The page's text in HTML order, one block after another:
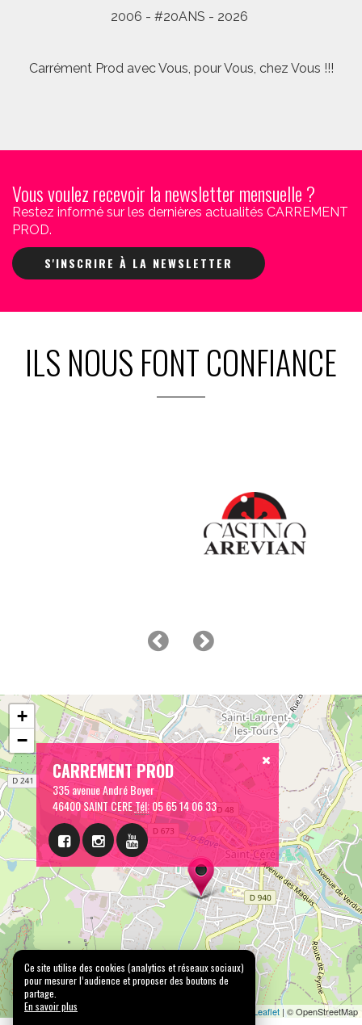
2006 - #20ANS - 2026
Carrément Prod avec Vous, pour Vous, chez Vous !!!
Vous voulez recevoir la newsletter mensuelle ?
Restez informé sur les dernières actualités CARREMENT
PROD.
S'INSCRIRE À LA NEWSLETTER
ILS NOUS FONT CONFIANCE
CARREMENT PROD
335 avenue André Boyer
46400 SAINT CERETél:05 65 14 06 33
+
−
Leaflet | © OpenStreetMap
Ce site utilise des cookies (analytics et réseaux sociaux)
pour mesurer l’audience et proposer des boutons de
partage.
En savoir plus